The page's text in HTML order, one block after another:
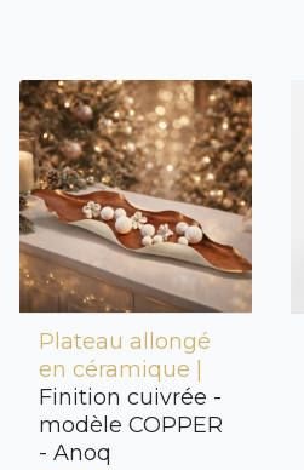
Plateau allongé
en céramique |
Finition cuivrée -
modèle COPPER
- Anoq